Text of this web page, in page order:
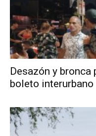
Desazón y bronca
boleto interurbano